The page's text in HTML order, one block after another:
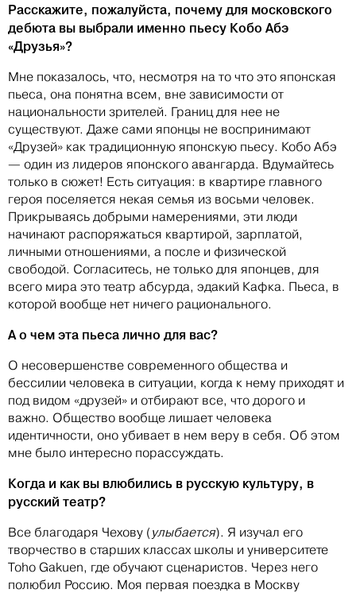
Расскажите, пожалуйста, почему для московского
дебюта вы выбрали именно пьесу Кобо Абэ
«Друзья»?
Мне показалось, что, несмотря на то что это японская
пьеса, она понятна всем, вне зависимости от
национальности зрителей. Границ для нее не
существуют. Даже сами японцы не воспринимают
«Друзей» как традиционную японскую пьесу. Кобо Абэ
— один из лидеров японского авангарда. Вдумайтесь
только в сюжет! Есть ситуация: в квартире главного
героя поселяется некая семья из восьми человек.
Прикрываясь добрыми намерениями, эти люди
начинают распоряжаться квартирой, зарплатой,
личными отношениями, а после и физической
свободой. Согласитесь, не только для японцев, для
всего мира это театр абсурда, эдакий Кафка. Пьеса, в
которой вообще нет ничего рационального.
А о чем эта пьеса лично для вас?
О несовершенстве современного общества и
бессилии человека в ситуации, когда к нему приходят и
под видом «друзей» и отбирают все, что дорого и
важно. Общество вообще лишает человека
идентичности, оно убивает в нем веру в себя. Об этом
мне было интересно порассуждать.
Когда и как вы влюбились в русскую культуру, в
русский театр?
Все благодаря Чехову ( улыбается). Я изучал его
творчество в старших классах школы и университете
Toho Gakuen, где обучают сценаристов. Через него
полюбил Россию. Моя первая поездка в Москву